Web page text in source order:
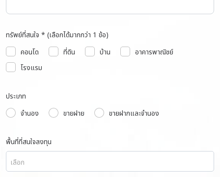
ทรัพย์ที่สนใจ * (เลือกได้มากกว่า 1 ข้อ)
คอนโด
ที่ดิน บ้าน
อาคารพาณิชย์
โรงแรม
ประเภท
จำนอง
ขายฝาย ขายฝากและจำนอง
พื้นที่ที่สนใจลงทุน
เลือก